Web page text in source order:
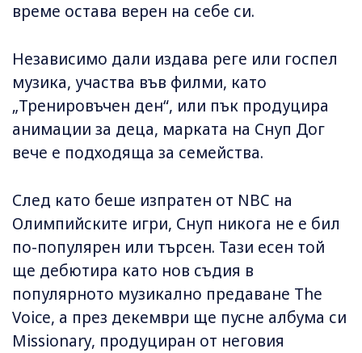
време остава верен на себе си.
Независимо дали издава реге или госпел
музика, участва във филми, като
„Тренировъчен ден“, или пък продуцира
анимации за деца, марката на Снуп Дог
вече е подходяща за семейства.
След като беше изпратен от NBC на
Олимпийските игри, Снуп никога не е бил
по-популярен или търсен. Тази есен той
ще дебютира като нов съдия в
популярното музикално предаване The
Voice, а през декември ще пусне албума си
Missionary, продуциран от неговия